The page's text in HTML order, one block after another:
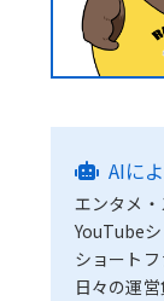
AIに
エンタメ・
YouTube
ショート
日々の運